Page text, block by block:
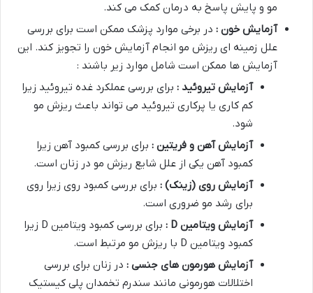
مو و پایش پاسخ به درمان کمک می کند.
آزمایش خون : در برخی موارد پزشک ممکن است برای بررسی
علل زمینه ای ریزش مو انجام آزمایش خون را تجویز کند. این
آزمایش ها ممکن است شامل موارد زیر باشند :
آزمایش تیروئید : برای بررسی عملکرد غده تیروئید زیرا
کم کاری یا پرکاری تیروئید می تواند باعث ریزش مو
شود.
آزمایش آهن و فریتین : برای بررسی کمبود آهن زیرا
کمبود آهن یکی از علل شایع ریزش مو در زنان است.
آزمایش روی (زینک) : برای بررسی کمبود روی زیرا روی
برای رشد مو ضروری است.
آزمایش ویتامین
:
برای بررسی کمبود ویتامین D زیرا
کمبود ویتامین D با ریزش مو مرتبط است.
آزمایش هورمون های جنسی : در زنان برای بررسی
اختلالات هورمونی مانند سندرم تخمدان پلی کیستیک